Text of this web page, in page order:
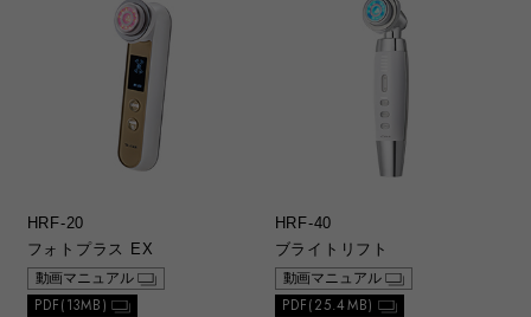
HRF-20
フォトプラス EX
動画マニュアル
PDF(13MB)
HRF-40
ブライトリフト
動画マニュアル
PDF(25.4MB)